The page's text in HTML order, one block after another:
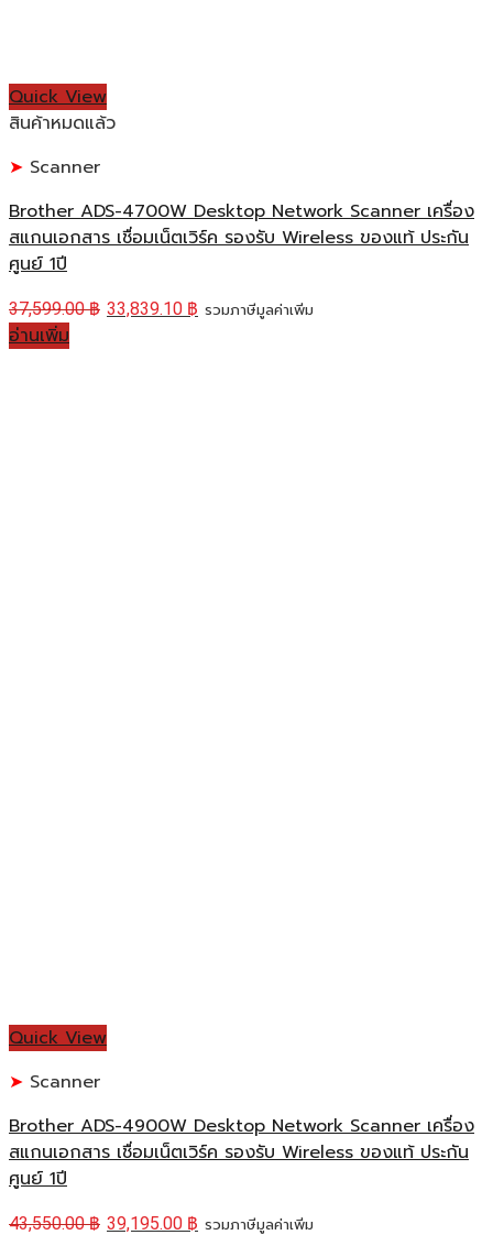
Quick View
สินค้าหมดแล้ว
Scanner
Brother ADS-4700W Desktop Network Scanner เครื่อง
สแกนเอกสาร เชื่อมเน็ตเวิร์ค รองรับ Wireless ของแท้ ประกัน
ศูนย์ 1ปี
37,599.00฿ 33,839.10 ฿ รวมภาษีมูลค่าเพิ่ม
อ่านเพิ่ม
Quick View
Scanner
Brother ADS-4900W Desktop Network Scanner เครื่อง
สแกนเอกสาร เชื่อมเน็ตเวิร์ค รองรับ Wireless ของแท้ ประกัน
ศูนย์ 1ปี
43,550.00฿ 39,195.00 ฿ รวมภาษีมูลค่าเพิ่ม